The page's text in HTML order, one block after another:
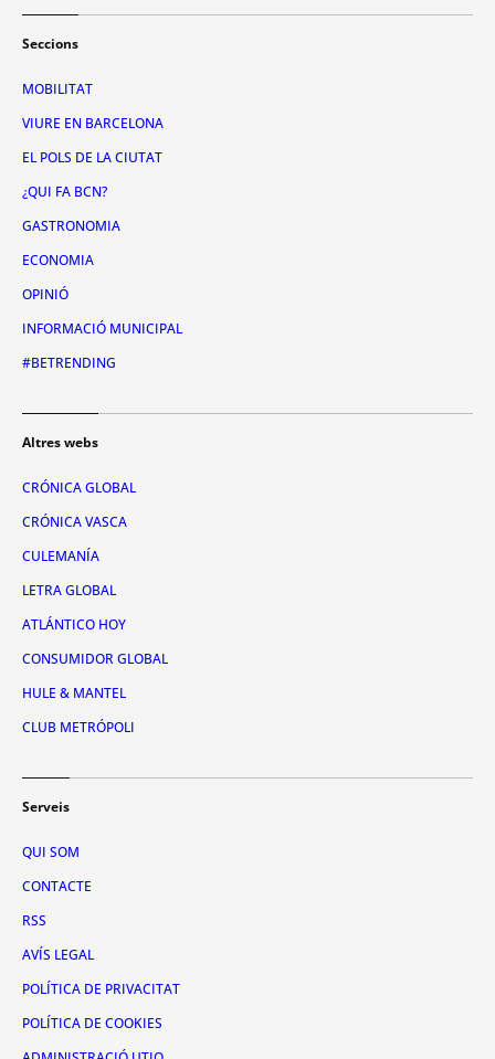
Seccions
MOBILITAT
VIURE EN BARCELONA
EL POLS DE LA CIUTAT
¿QUI FA BCN?
GASTRONOMIA
ECONOMIA
OPINIÓ
INFORMACIÓ MUNICIPAL
#BETRENDING
Altres webs
CRÓNICA GLOBAL
CRÓNICA VASCA
CULEMANÍA
LETRA GLOBAL
ATLÁNTICO HOY
CONSUMIDOR GLOBAL
HULE & MANTEL
CLUB METRÓPOLI
Serveis
QUI SOM
CONTACTE
RSS
AVÍS LEGAL
POLÍTICA DE PRIVACITAT
POLÍTICA DE COOKIES